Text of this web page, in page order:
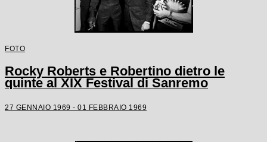
FOTO
Rocky Roberts e Robertino dietro le
quinte al XIX Festival di Sanremo
27 GENNAIO 1969 - 01 FEBBRAIO 1969